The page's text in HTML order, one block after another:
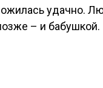
удачно.
– и бабушкой.